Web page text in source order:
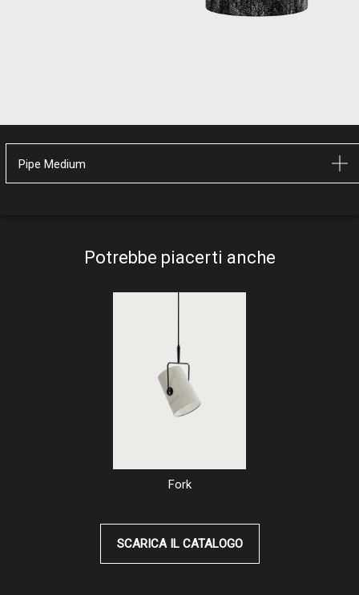
Pipe Medium
Potrebbe piacerti anche
Fork
SCARICA IL CATALOGO